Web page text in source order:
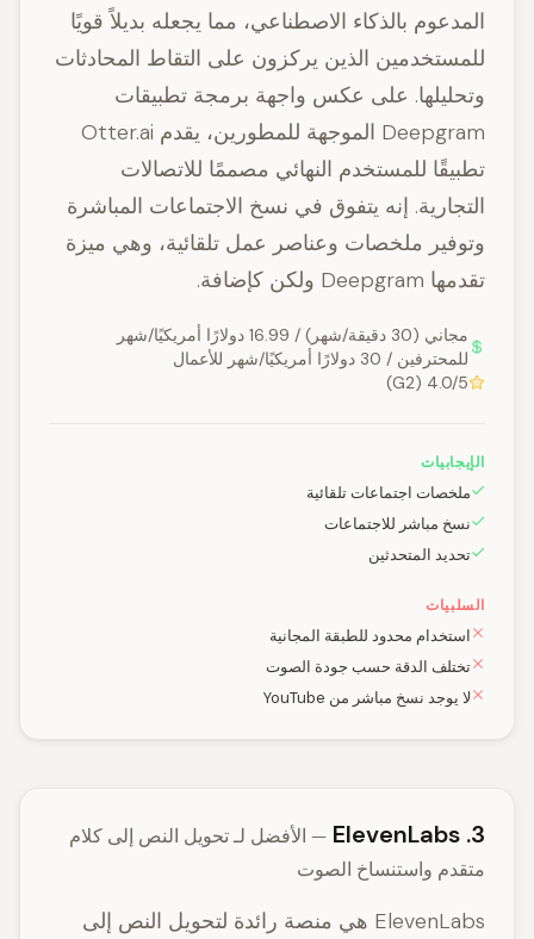
المدعوم بالذكاء الاصطناعي، مما يجعله بديلاً قويًا
للمستخدمين الذين يركزون على التقاط المحادثات
وتحليلها. على عكس واجهة برمجة تطبيقات
Deepgram الموجهة للمطورين، يقدم Otter.ai
تطبيقًا للمستخدم النهائي مصممًا للاتصالات
التجارية. إنه يتفوق في نسخ الاجتماعات المباشرة
وتوفير ملخصات وعناصر عمل تلقائية، وهي ميزة
تقدمها Deepgram ولكن كإضافة.
مجاني (30 دقيقة/شهر) / 16.99 دولارًا أمريكيًا/شهر
للمحترفين / 30 دولارًا أمريكيًا/شهر للأعمال
4.0/5 (G2)
الإيجابيات
ملخصات اجتماعات تلقائية
نسخ مباشر للاجتماعات
تحديد المتحدثين
السلبيات
استخدام محدود للطبقة المجانية
تختلف الدقة حسب جودة الصوت
لا يوجد نسخ مباشر من YouTube
3. ElevenLabs
— الأفضل لـ تحويل النص إلى كلام
متقدم واستنساخ الصوت
ElevenLabs هي منصة رائدة لتحويل النص إلى